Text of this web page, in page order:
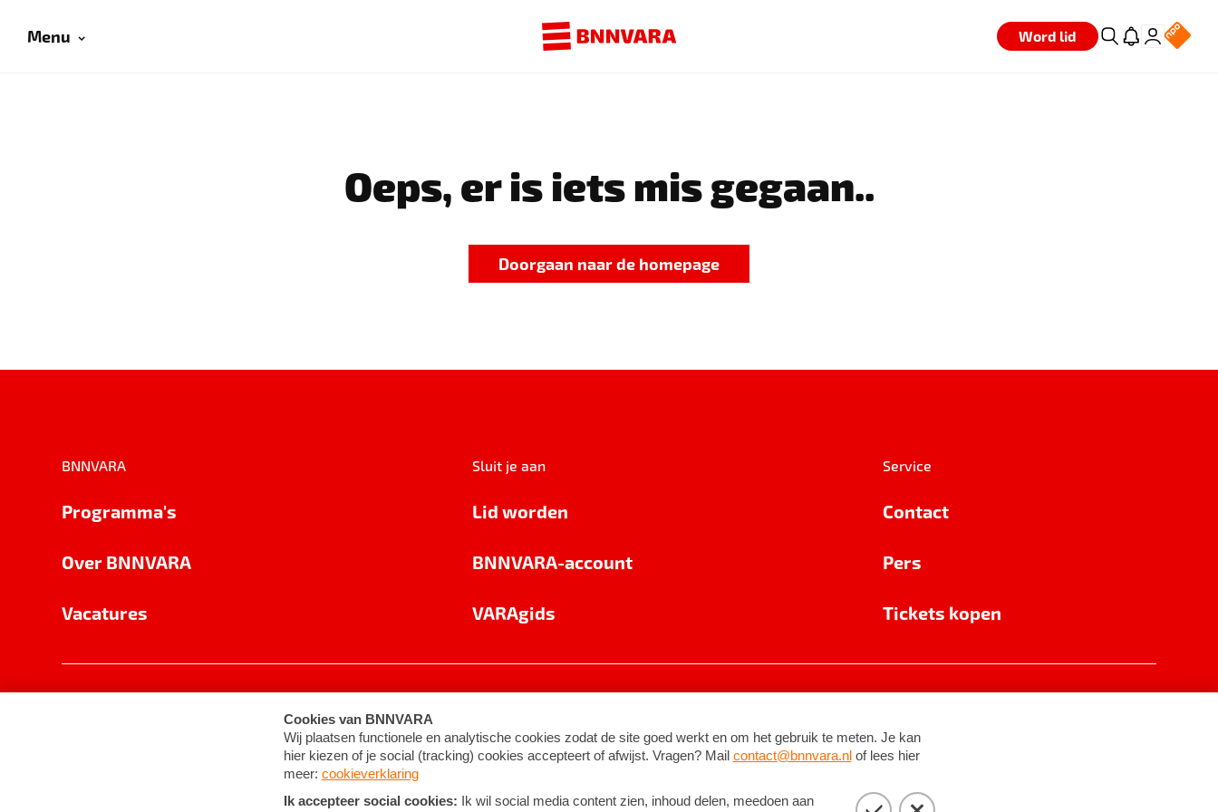
Menu Word lid
Oeps, er is iets mis gegaan..
Doorgaan naar de homepage
BNNVARA
Programma's
Over BNNVARA
Vacatures
Sluit je aan
Lid worden
BNNVARA-account
VARAgids
Service
Contact
Pers
Tickets kopen
Cookie-instellingen Algemene voorwaarden ©2026BNNVARA